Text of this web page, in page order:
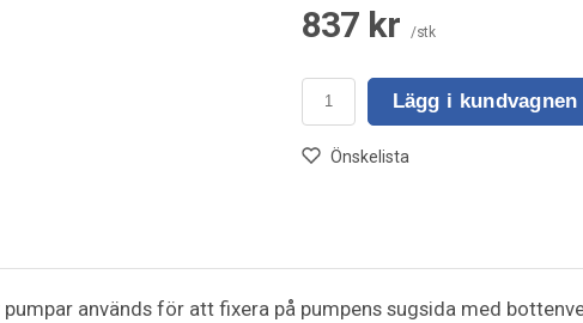
837 kr /stk
Lägg i kundvagnen
Önskelista
används för att fixera på pumpens sugsida med